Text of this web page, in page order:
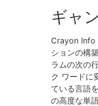
ギャ
Crayon Info
ションの構
ラムの次の
ク ワードに
ている言語
の高度な単